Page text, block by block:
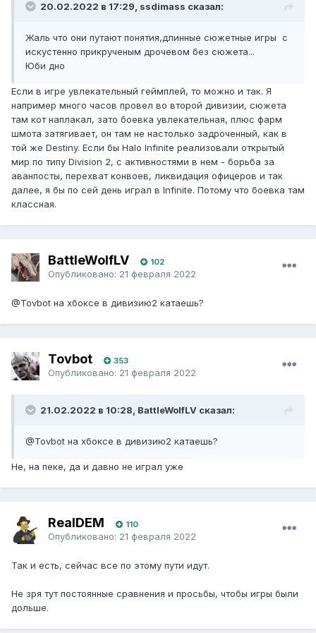
20.02.2022 в 17:29, ssdimass сказал:
Жаль что они путают понятия,длинные сюжетные игры с
искустенно прикрученым дрочевом без сюжета...
Юби дно
Если в игре увлекательный геймплей, то можно и так. Я
например много часов провел во второй дивизии, сюжета
там кот наплакал, зато боевка увлекательная, плюс фарм
шмота затягивает, он там не настолько задроченный, как в
той же Destiny. Если бы Halo Infinite реализовали открытый
мир по типу Division 2, с активностями в нем - борьба за
аванпосты, перехват конвоев, ликвидация офицеров и так
далее, я бы по сей день играл в Infinite. Потому что боевка там
классная.
BattleWolfLV 102
Опубликовано: 21 февраля 2022
@Tovbot на хбоксе в дивизию2 катаешь?
Tovbot 353
Опубликовано: 21 февраля 2022
21.02.2022 в 10:28, BattleWolfLV сказал:
@Tovbot на хбоксе в дивизию2 катаешь?
Не, на пеке, да и давно не играл уже
RealDEM 110
Опубликовано: 21 февраля 2022
Так и есть, сейчас все по этому пути идут.
Не зря тут постоянные сравнения и просьбы, чтобы игры были
дольше.